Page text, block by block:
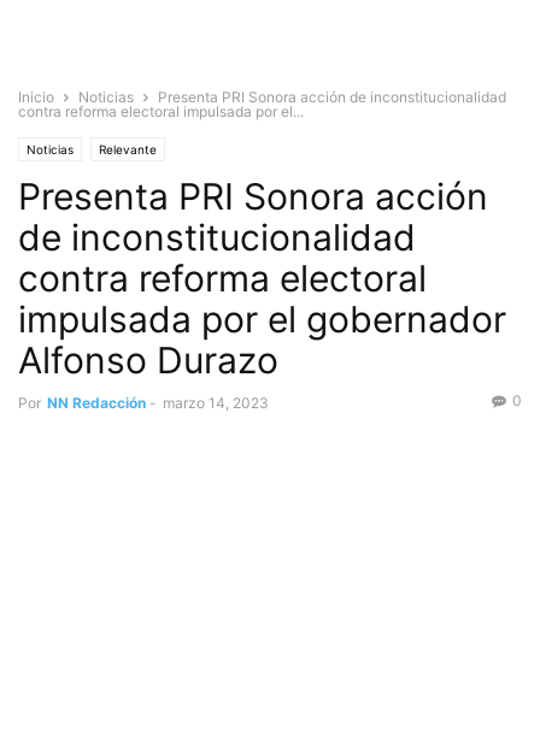
Inicio Noticias
Presenta PRI Sonora acción de inconstitucionalidad
contra reforma electoral impulsada por el...
Noticias Relevante
Presenta PRI Sonora acción
de inconstitucionalidad
contra reforma electoral
impulsada por el gobernador
Alfonso Durazo
Por NN Redacción - marzo 14, 2023 0